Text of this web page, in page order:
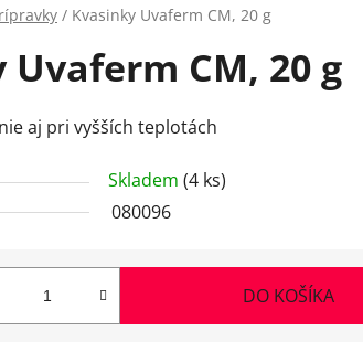
/ Kvasinky Uvaferm CM, 20 g
Uvaferm CM, 20 g
aj pri vyšších teplotách
Skladem (4 ks)
080096
DO KOŠÍKA